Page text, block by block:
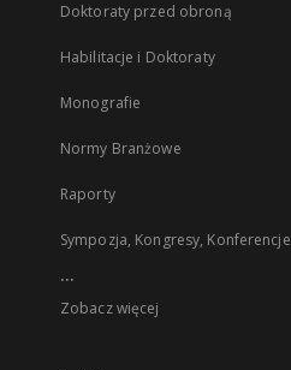
Doktoraty przed obroną
Habilitacje i Doktoraty
Monografie
Normy Branżowe
Raporty
Sympozja, Kongresy, Konferencje
...
Zobacz więcej